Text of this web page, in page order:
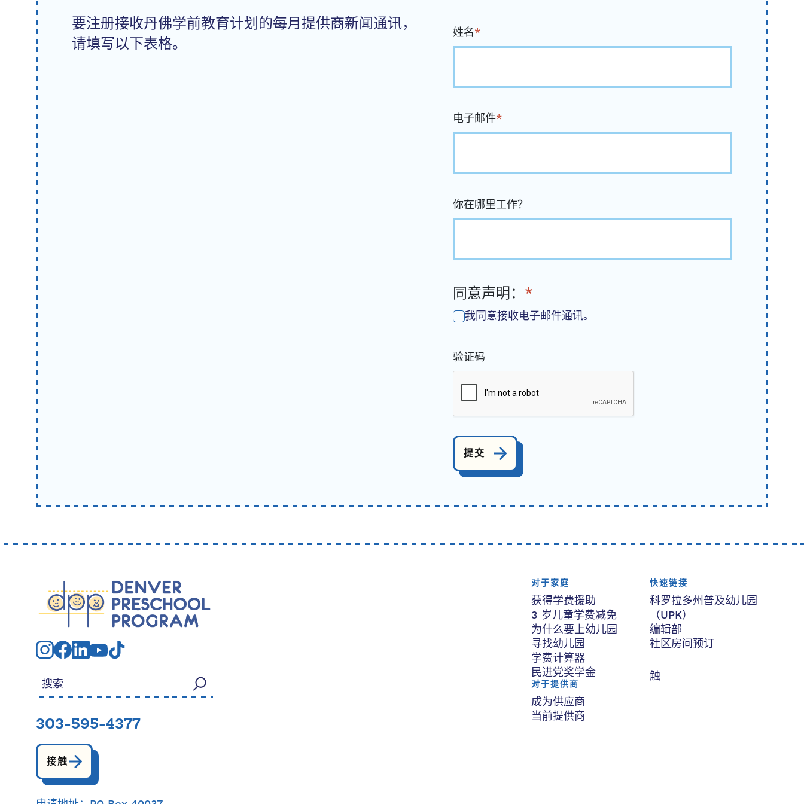
要注册接收丹佛学前教育计划的每月提供商新闻通讯，
请填写以下表格。
姓名*
电子邮件*
你在哪里工作？
同意声明： *
我同意接收电子邮件通讯。
验证码
搜索：
303-595-4377
接触
对于家庭
获得学费援助
3 岁儿童学费减免
为什么要上幼儿园
寻找幼儿园
学费计算器
民进党奖学金
对于提供商
成为供应商
当前提供商
快速链接
科罗拉多州普及幼儿园
（UPK）
编辑部
社区房间预订
触